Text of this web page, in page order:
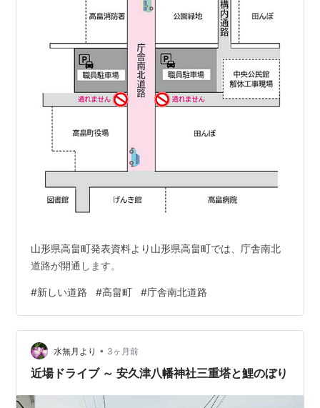
山形県高畠町発表資料より山形県高畠町では、庁舎南北
道路が開通します。
#新しい道路 #高畠町 #庁舎南北道路
水無月より • 3ヶ月前
近場ドライブ ～ 安久津八幡神社三重塔と鯉のぼり